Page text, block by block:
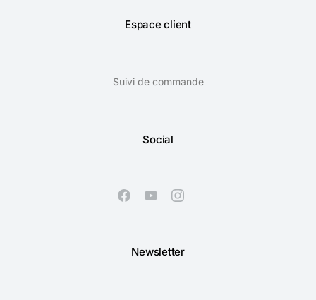
Espace client
Suivi de commande
Social
Newsletter